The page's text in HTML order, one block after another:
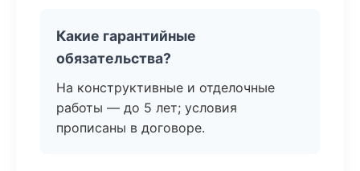
Какие гарантийные
обязательства?
На конструктивные и отделочные
работы — до 5 лет; условия
прописаны в договоре.